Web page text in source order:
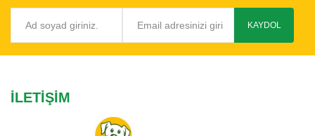
KAYDOL
İLETIŞIM